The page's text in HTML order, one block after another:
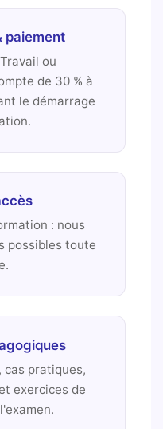
paiement
ou
de 30 % à
le démarrage
: nous
possibles toute
pratiques,
exercices de